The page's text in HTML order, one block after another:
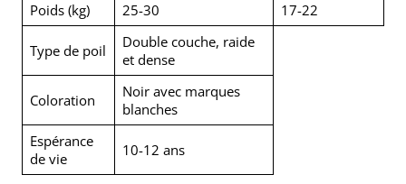
Poids (kg)
25-30 17-22
Type de poil
Double couche, raide
et dense
Coloration
Noir avec marques
blanches
Espérance
de vie
10-12 ans